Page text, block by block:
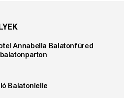
Annabella Balatonfüred
Balatonlelle